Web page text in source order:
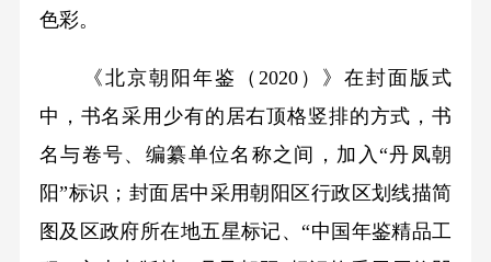
色彩。
《北京朝阳年鉴（2020）》在封面版式
中，书名采用少有的居右顶格竖排的方式，书
名与卷号、编纂单位名称之间，加入“丹凤朝
阳”标识；封面居中采用朝阳区行政区划线描简
图及区政府所在地五星标记、“中国年鉴精品工